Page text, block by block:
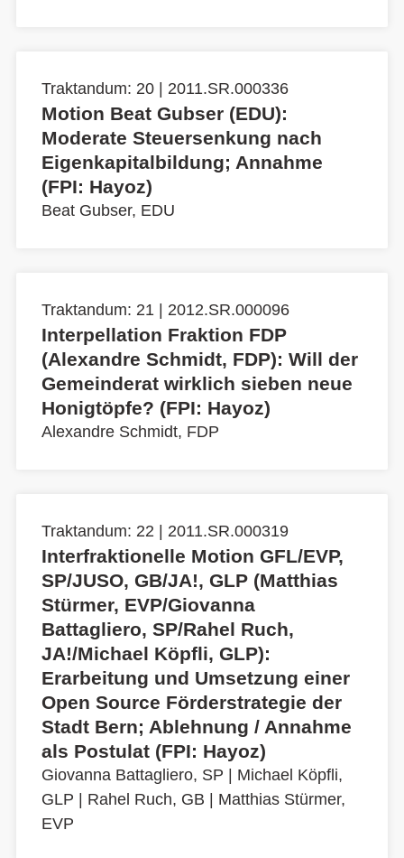
Traktandum: 20 | 2011.SR.000336
Motion Beat Gubser (EDU):
Moderate Steuersenkung nach
Eigenkapitalbildung; Annahme
(FPI: Hayoz)
Beat Gubser, EDU
Traktandum: 21 | 2012.SR.000096
Interpellation Fraktion FDP
(Alexandre Schmidt, FDP): Will der
Gemeinderat wirklich sieben neue
Honigtöpfe? (FPI: Hayoz)
Alexandre Schmidt, FDP
Traktandum: 22 | 2011.SR.000319
Interfraktionelle Motion GFL/EVP,
SP/JUSO, GB/JA!, GLP (Matthias
Stürmer, EVP/Giovanna
Battagliero, SP/Rahel Ruch,
JA!/Michael Köpfli, GLP):
Erarbeitung und Umsetzung einer
Open Source Förderstrategie der
Stadt Bern; Ablehnung / Annahme
als Postulat (FPI: Hayoz)
Giovanna Battagliero, SP
Michael Köpfli,
GLP
Rahel Ruch, GB
Matthias Stürmer,
EVP